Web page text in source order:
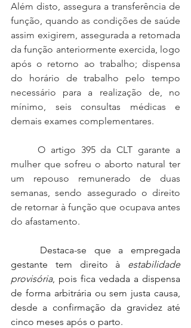
Além disto, assegura a transferência de
função, quando as condições de saúde
assim exigirem, assegurada a retomada
da função anteriormente exercida, logo
após o retorno ao trabalho; dispensa
do horário de trabalho pelo tempo
necessário para a realização de, no
mínimo, seis consultas médicas e
demais exames complementares.
mulher que sofreu o aborto natural ter
um repouso remunerado de duas
semanas, sendo assegurado o direito
de retornar à função que ocupava antes
do afastamento.
Destaca-se que a empregada
gestante tem direito à estabilidade
provisória, pois fica vedada a dispensa
de forma arbitrária ou sem justa causa,
desde a confirmação da gravidez até
cinco meses após o parto.